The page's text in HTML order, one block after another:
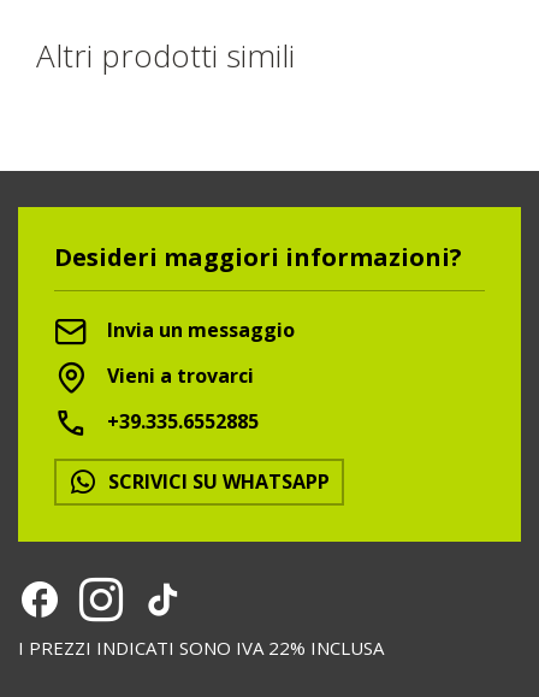
Altri prodotti simili
Desideri maggiori informazioni?
Invia un messaggio
Vieni a trovarci
+39.335.6552885
SCRIVICI SU WHATSAPP
I PREZZI INDICATI SONO IVA 22% INCLUSA